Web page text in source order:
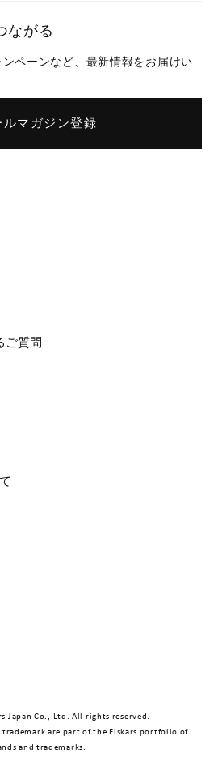
ながる
ペーンなど、最新情報をお届けい
ルマガジン登録
ご質問
Japan Co., Ltd. All rights reserved.
trademark are part of the Fiskars portfolio of
and trademarks.